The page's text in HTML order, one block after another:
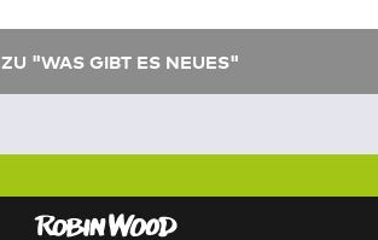
ZU "WAS GIBT ES NEUES"